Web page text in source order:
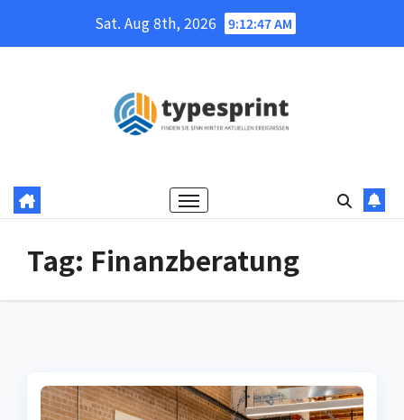
Sat. Aug 8th, 2026 9:12:47 AM
Tag: Finanzberatung